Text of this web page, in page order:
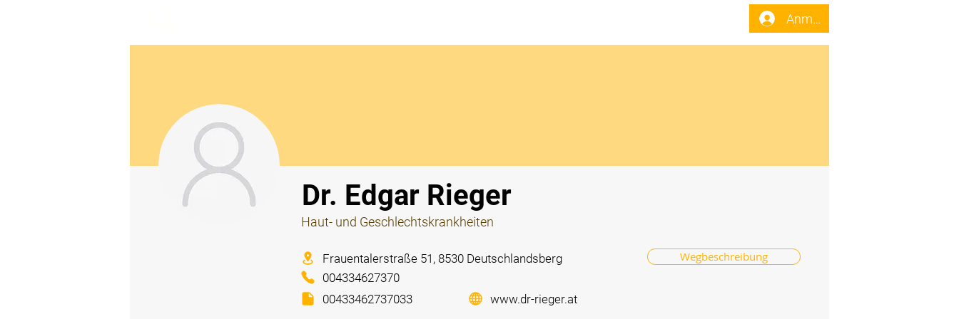
Anmelden
Dr. Edgar Rieger
Haut- und Geschlechtskrankheiten
Wegbeschreibung
Frauentalerstraße 51, 8530 Deutschlandsberg
004334627370
www.dr-rieger.at
00433462737033